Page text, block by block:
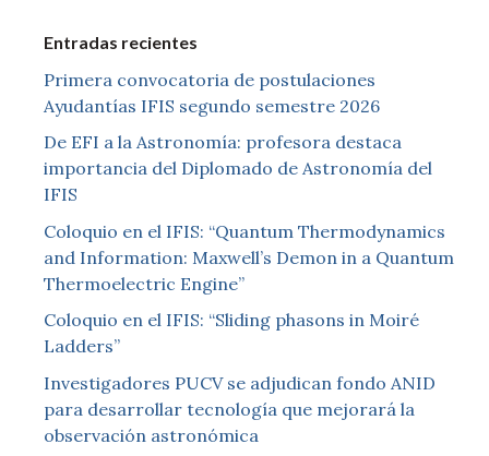
Entradas recientes
Primera convocatoria de postulaciones
Ayudantías IFIS segundo semestre 2026
De EFI a la Astronomía: profesora destaca
importancia del Diplomado de Astronomía del
IFIS
Coloquio en el IFIS: “Quantum Thermodynamics
and Information: Maxwell’s Demon in a Quantum
Thermoelectric Engine”
Coloquio en el IFIS: “Sliding phasons in Moiré
Ladders”
Investigadores PUCV se adjudican fondo ANID
para desarrollar tecnología que mejorará la
observación astronómica